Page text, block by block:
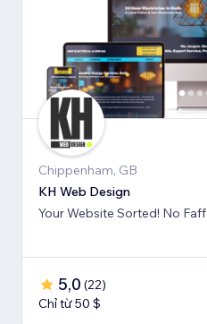
Chippenham, GB
KH Web Design
Your Website Sorted! No Faff
5,0 (22)
Chỉ từ 50 $